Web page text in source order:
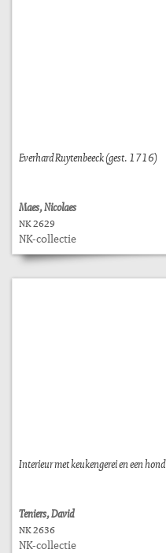
Everhard Ruytenbeeck (gest. 1716)
Maes, Nicolaes
NK 2629
NK-collectie
Interieur met keukengerei en een hond
Teniers, David
NK 2636
NK-collectie